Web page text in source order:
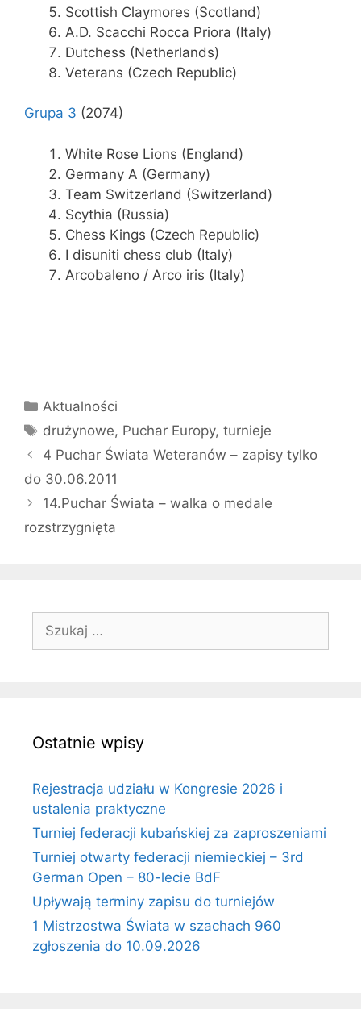
Scottish Claymores (Scotland)
A.D. Scacchi Rocca Priora (Italy)
Dutchess (Netherlands)
Veterans (Czech Republic)
Grupa 3 (2074)
White Rose Lions (England)
Germany A (Germany)
Team Switzerland (Switzerland)
Scythia (Russia)
Chess Kings (Czech Republic)
I disuniti chess club (Italy)
Arcobaleno / Arco iris (Italy)
Kategorie
Aktualności
Tagi
drużynowe, Puchar Europy,turnieje
4 Puchar Świata Weteranów – zapisy tylko
do 30.06.2011
14.Puchar Świata – walka o medale
rozstrzygnięta
Ostatnie wpisy
Rejestracja udziału w Kongresie 2026 i
ustalenia praktyczne
Turniej federacji kubańskiej za zaproszeniami
Turniej otwarty federacji niemieckiej – 3rd
German Open – 80-lecie BdF
Upływają terminy zapisu do turniejów
1 Mistrzostwa Świata w szachach 960
zgłoszenia do 10.09.2026